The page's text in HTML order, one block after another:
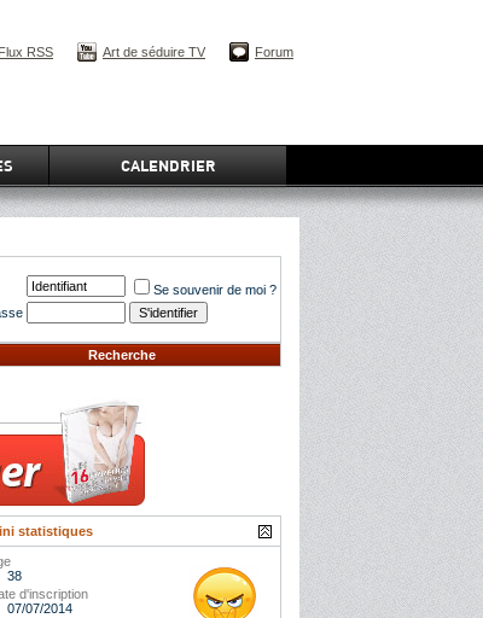
CALENDRIER
Flux RSS Art de séduire TV Forum
Se souvenir de moi ?
Recherche
statistiques
38
d'inscription
07/07/2014